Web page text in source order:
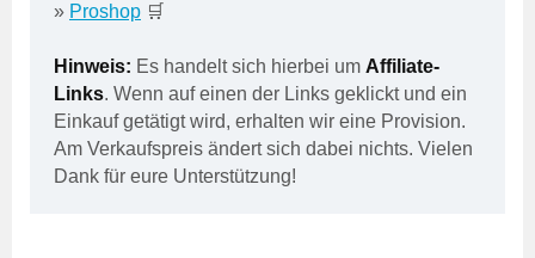
» Proshop 🛒
Hinweis: Es handelt sich hierbei um Affiliate-
Links. Wenn auf einen der Links geklickt und ein
Einkauf getätigt wird, erhalten wir eine Provision.
Am Verkaufspreis ändert sich dabei nichts. Vielen
Dank für eure Unterstützung!